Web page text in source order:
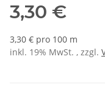
3,30 €
3,30 € pro 100 m
inkl. 19% MwSt. , zzgl.